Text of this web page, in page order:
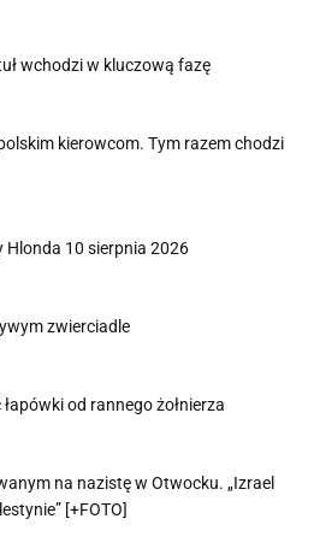
wchodzi w kluczową fazę
kierowcom. Tym razem chodzi
Hlonda 10 sierpnia 2026
zwierciadle
od rannego żołnierza
na nazistę w Otwocku. „Izrael
[+FOTO]